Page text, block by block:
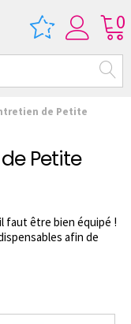
0
de Petite
Petite
faut être bien équipé !
afin de